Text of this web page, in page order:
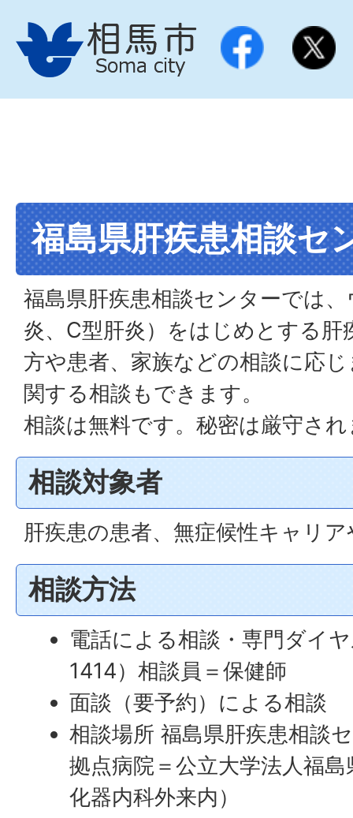
福島県肝疾患相談セ
福島県肝疾患相談センターでは
炎、C型肝炎）をはじめとする肝
方や患者、家族などの相談に応
関する相談もできます。
相談は無料です。秘密は厳守さ
相談対象者
肝疾患の患者、無症候性キャリ
相談方法
電話による相談・専門ダイ
1414）相談員＝保健師
面談（要予約）による相談
相談場所 福島県肝疾患相談
拠点病院＝公立大学法人福
化器内科外来内）